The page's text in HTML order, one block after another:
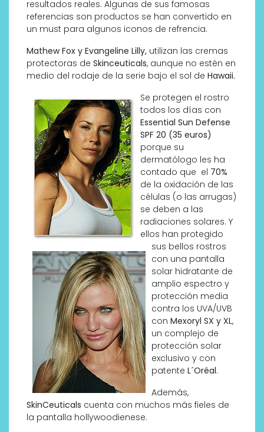
resultados reales. Algunas de sus famosas
referencias son productos se han convertido en
un must para algunos iconos de refrencia.
Mathew Fox y Evangeline Lilly, utilizan las cremas
protectoras de Skinceuticals, aunque no estén en
medio del rodaje de la serie bajo el sol de Hawaii.
Se protegen el rostro
todos los días con
Essential Sun Defense
SPF 20 (35 euros)
porque su
dermatólogo les ha
contado que el 70%
de la oxidación de las
células (o las arrugas)
se deben a las
radiaciones solares. Y
ellos han protegido
sus bellos rostros
con una pantalla
solar hidratante de
amplio espectro y
protección media
contra los UVA/UVB
con Mexoryl SX y XL,
un complejo de
protección solar
exclusivo y con
patente L´Oréal.
Además,
SkinCeuticals cuenta con muchos más fieles de
la pantalla hollywoodienese.